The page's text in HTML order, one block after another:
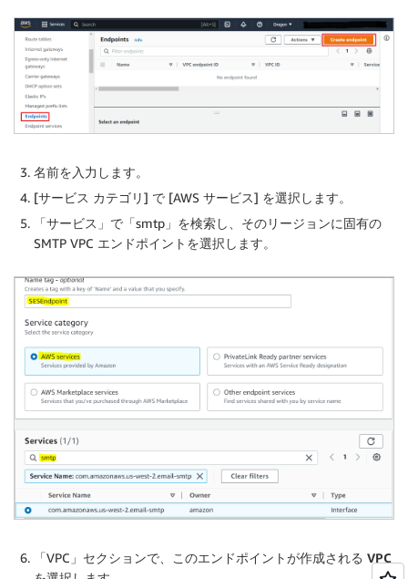
名前を入力します。
[サービス カテゴリ] で [AWS サービス] を選択します。
「サービス」で「smtp」を検索し、そのリージョンに固有の
SMTP VPC エンドポイントを選択します。
「VPC」セクションで、このエンドポイントが作成される VPC